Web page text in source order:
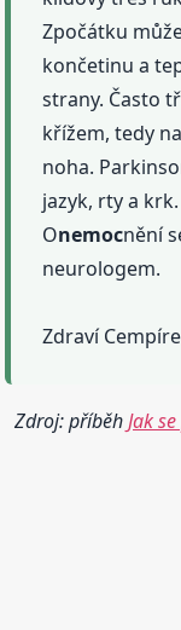
Zpočátku
končetinu a
strany. Často
křížem, tedy
noha.
jazyk, rty a krk.
Onemocnění
neurologem.
Zdraví
Zdroj: příběhJak